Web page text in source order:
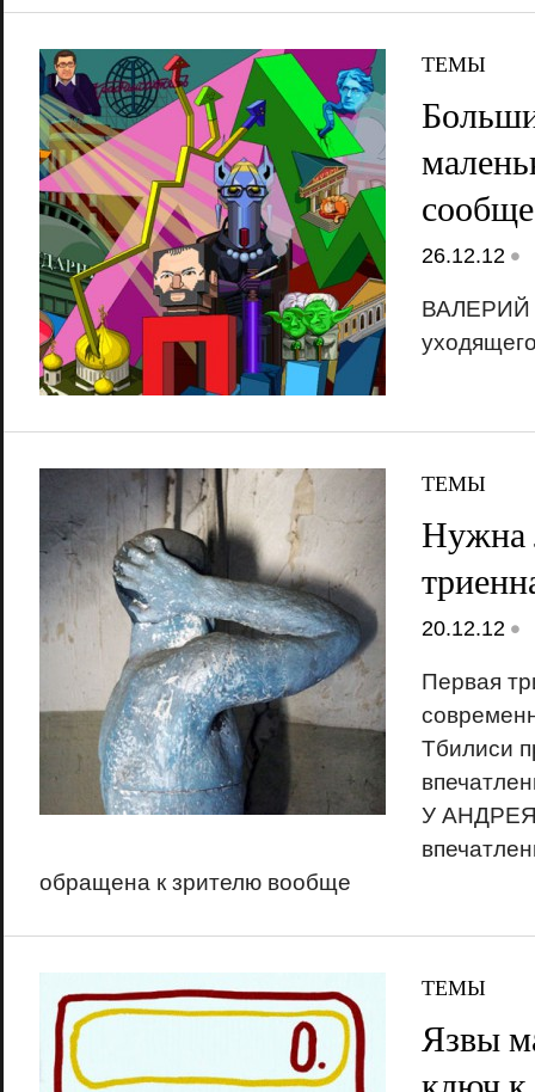
ТЕМЫ
26.12.12 •
ВАЛЕРИЙ
ТЕМЫ
Нужна
20.12.12 •
Первая
Тбилиси
У
обращена к зрителю вообще
ТЕМЫ
Язвы